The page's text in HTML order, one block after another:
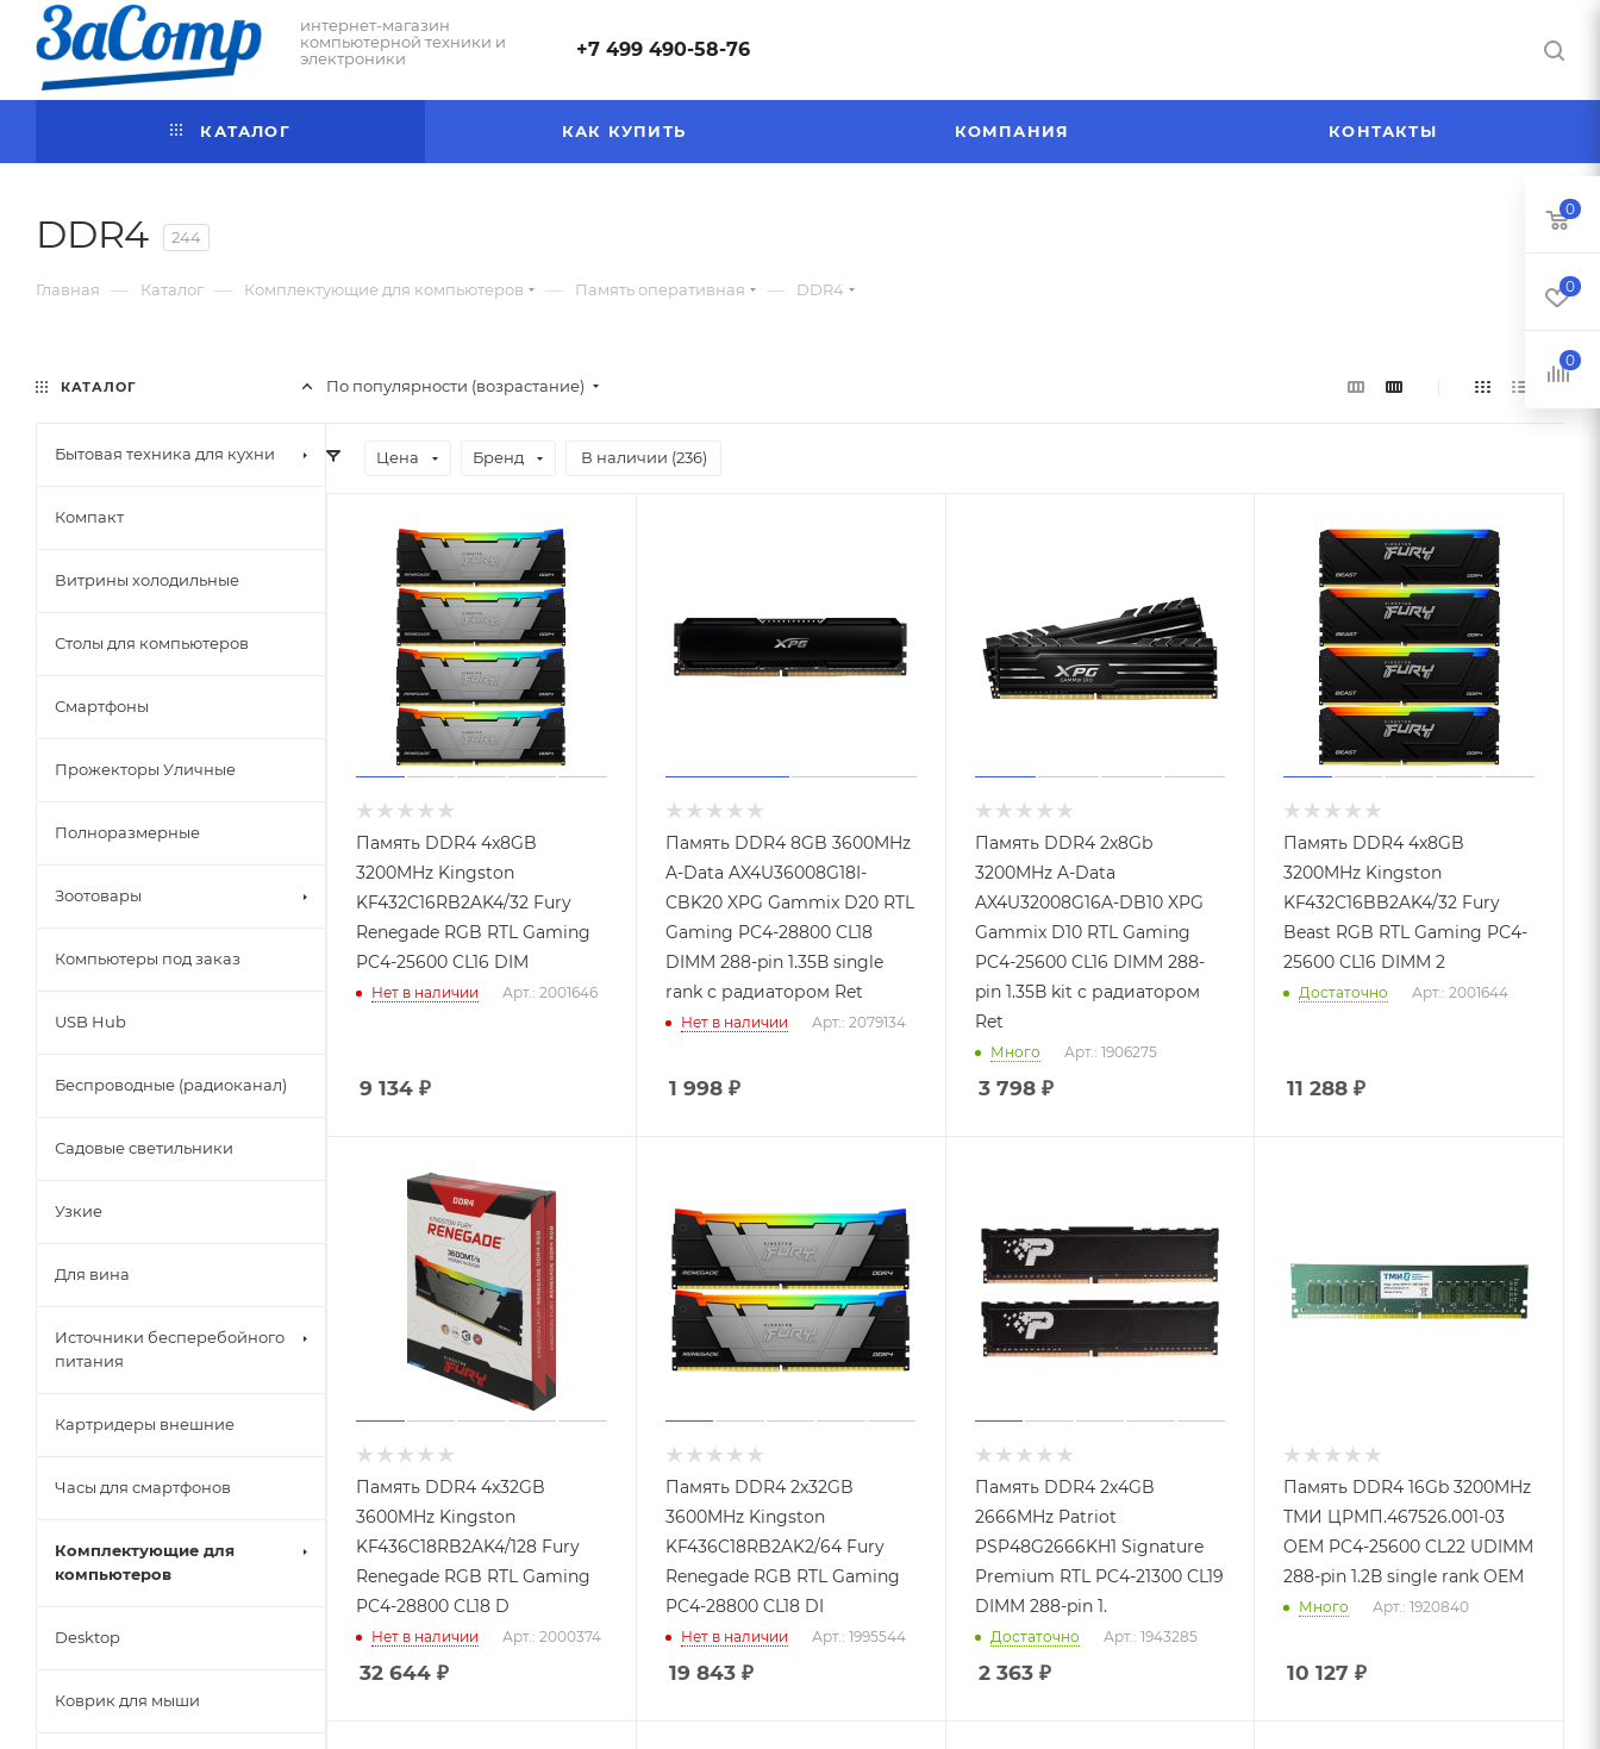
интернет-магазин
компьютерной техники и
электроники
+7 499 490-58-76
КАТАЛОГ КАК КУПИТЬ КОМПАНИЯ КОНТАКТЫ
DDR4 244
Главная — Каталог — Комплектующие для компьютеров — Память оперативная — DDR4
По популярности (возрастание)
Цена Бренд В наличии (236)
Память DDR4 4x8GB
3200MHz Kingston
KF432C16RB2AK4/32 Fury
Renegade RGB RTL Gaming
PC4-25600 CL16 DIM
Нет в наличии Арт.: 2001646
9 134 ₽
Память DDR4 8GB 3600MHz
A-Data AX4U36008G18I-
CBK20 XPG Gammix D20 RTL
Gaming PC4-28800 CL18
DIMM 288-pin 1.35В single
rank с радиатором Ret
Нет в наличии Арт.: 2079134
1 998₽
Память DDR4 2x8Gb
3200MHz A-Data
AX4U32008G16A-DB10 XPG
Gammix D10 RTL Gaming
PC4-25600 CL16 DIMM 288-
pin 1.35В kit с радиатором
Ret
Много Арт.: 1906275
3 798₽
Память DDR4 4x8GB
3200MHz Kingston
KF432C16BB2AK4/32 Fury
Beast RGB RTL Gaming PC4-
25600 CL16 DIMM 2
Достаточно Арт.: 2001644
11 288 ₽
Память DDR4 4x32GB
3600MHz Kingston
KF436C18RB2AK4/128 Fury
Renegade RGB RTL Gaming
PC4-28800 CL18 D
Нет в наличии Арт.: 2000374
32 644 ₽
Память DDR4 2x32GB
3600MHz Kingston
KF436C18RB2AK2/64 Fury
Renegade RGB RTL Gaming
PC4-28800 CL18 DI
Нет в наличии Арт.: 1995544
19 843₽
Память DDR4 2x4GB
2666MHz Patriot
PSP48G2666KH1 Signature
Premium RTL PC4-21300 CL19
DIMM 288-pin 1.
Достаточно Арт.: 1943285
2 363₽
Память DDR4 16Gb 3200MHz
ТМИ ЦРМП.467526.001-03
OEM PC4-25600 CL22 UDIMM
288-pin 1.2В single rank OEM
Много Арт.: 1920840
10 127 ₽
КАТАЛОГ
Бытовая техника для кухни
Компакт
Витрины холодильные
Столы для компьютеров
Смартфоны
Прожекторы Уличные
Полноразмерные
Зоотовары
Компьютеры под заказ
USB Hub
Беспроводные (радиоканал)
Садовые светильники
Узкие
Для вина
Источники бесперебойного
питания
Картридеры внешние
Часы для смартфонов
Комплектующие для
компьютеров
Desktop
Коврик для мыши
0
0
0